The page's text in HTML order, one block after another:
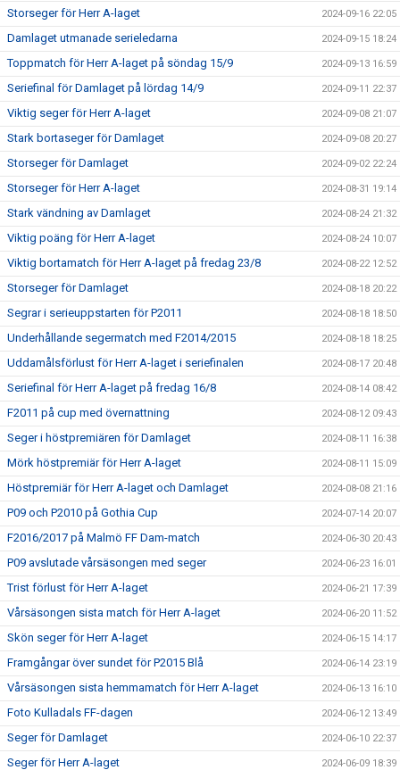
Storseger för Herr A-laget 2024-09-16 22:05
Damlaget utmanade serieledarna 2024-09-15 18:24
Toppmatch för Herr A-laget på söndag 15/9 2024-09-13 16:59
Seriefinal för Damlaget på lördag 14/9 2024-09-11 22:37
Viktig seger för Herr A-laget 2024-09-08 21:07
Stark bortaseger för Damlaget 2024-09-08 20:27
Storseger för Damlaget 2024-09-02 22:24
Storseger för Herr A-laget 2024-08-31 19:14
Stark vändning av Damlaget 2024-08-24 21:32
Viktig poäng för Herr A-laget 2024-08-24 10:07
Viktig bortamatch för Herr A-laget på fredag 23/8 2024-08-22 12:52
Storseger för Damlaget 2024-08-18 20:22
Segrar i serieuppstarten för P2011 2024-08-18 18:50
Underhållande segermatch med F2014/2015 2024-08-18 18:25
Uddamålsförlust för Herr A-laget i seriefinalen 2024-08-17 20:48
Seriefinal för Herr A-laget på fredag 16/8 2024-08-14 08:42
F2011 på cup med övernattning 2024-08-12 09:43
Seger i höstpremiären för Damlaget 2024-08-11 16:38
Mörk höstpremiär för Herr A-laget 2024-08-11 15:09
Höstpremiär för Herr A-laget och Damlaget 2024-08-08 21:16
P09 och P2010 på Gothia Cup 2024-07-14 20:07
F2016/2017 på Malmö FF Dam-match 2024-06-30 20:43
P09 avslutade vårsäsongen med seger 2024-06-23 16:01
Trist förlust för Herr A-laget 2024-06-21 17:39
Vårsäsongen sista match för Herr A-laget 2024-06-20 11:52
Skön seger för Herr A-laget 2024-06-15 14:17
Framgångar över sundet för P2015 Blå 2024-06-14 23:19
Vårsäsongen sista hemmamatch för Herr A-laget 2024-06-13 16:10
Foto Kulladals FF-dagen 2024-06-12 13:49
Seger för Damlaget 2024-06-10 22:37
Seger för Herr A-laget 2024-06-09 18:39